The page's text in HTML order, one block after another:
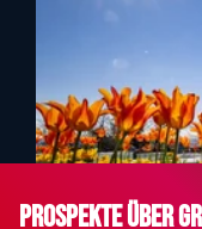
Prospekte über